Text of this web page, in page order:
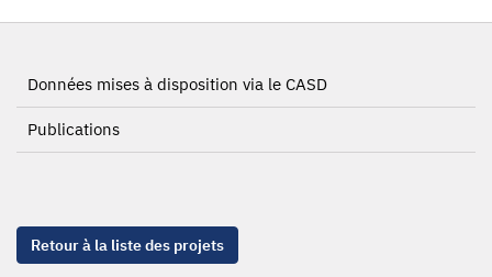
Données mises à disposition via le CASD
Publications
Retour à la liste des projets